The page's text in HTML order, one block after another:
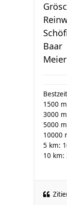
Baar
Meier
1500
3000
5000
10000
5 km:
10 km: